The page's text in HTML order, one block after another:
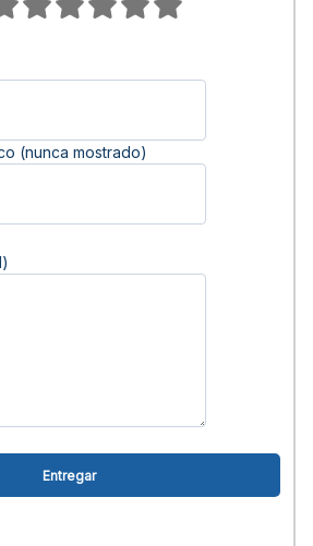
(nunca mostrado)